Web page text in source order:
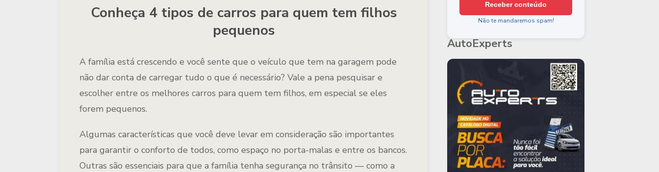
Conheça 4 tipos de carros para quem tem filhos
pequenos
A família está crescendo e você sente que o veículo que tem na garagem pode
não dar conta de carregar tudo o que é necessário? Vale a pena pesquisar e
escolher entre os melhores carros para quem tem filhos, em especial se eles
forem pequenos.
Algumas características que você deve levar em consideração são importantes
para garantir o conforto de todos, como espaço no porta-malas e entre os bancos.
Outras são essenciais para que a família tenha segurança no trânsito — como a
Receber conteúdo
Não te mandaremos spam!
AutoExperts